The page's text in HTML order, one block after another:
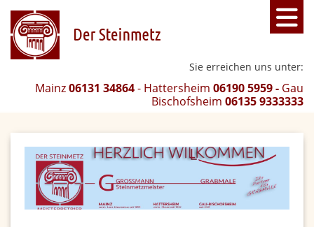
Sie erreichen uns unter:
Mainz06131 34864- Hattersheim 06190 5959 - Gau
Bischofsheim 06135 9333333